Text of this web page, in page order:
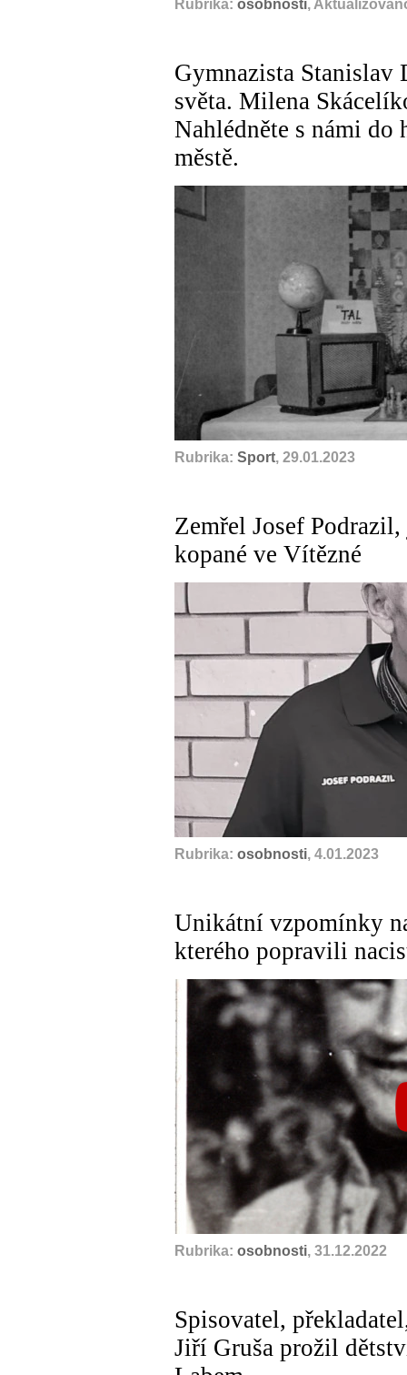
Rubrika: osobnosti,
Gymnazista Stanislav
světa. Milena
Nahlédněte s námi do
městě.
Rubrika: Sport, 29.01.2023
Zemřel Josef
kopané ve Vítězné
Rubrika: osobnosti, 4.01.2023
Unikátní vzpomínky
kterého popravili
Rubrika: osobnosti, 31.12.2022
Spisovatel,
Jiří Gruša prožil